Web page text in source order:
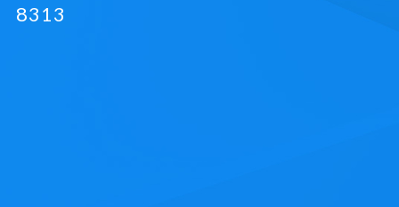
8313